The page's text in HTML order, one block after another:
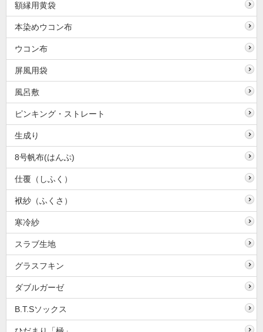
額縁用黄袋
本染めウコン布
ウコン布
屏風用袋
風呂敷
ピンキング・ストレート
生成り
8号帆布(はんぷ)
仕覆（しふく）
袱紗（ふくさ）
寒冷紗
スラブ生地
グラスフキン
ダブルガーゼ
B.T.Sソックス